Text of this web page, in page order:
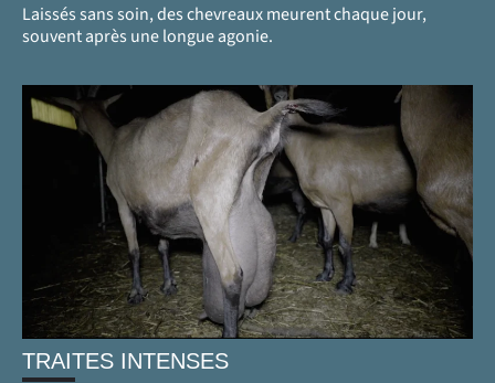
Laissés sans soin, des chevreaux meurent chaque jour,
souvent après une longue agonie.
TRAITES INTENSES